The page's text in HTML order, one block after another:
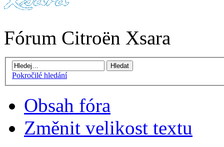
Fórum Citroën Xsara
Pokročilé hledání
Obsah fóra
Změnit velikost textu